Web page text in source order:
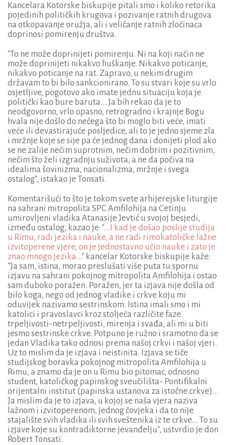
Kancelara Kotorske biskupije pitali smo i koliko retorika
pojedinih političkih krugova i pozivanje ratnih drugova
na otkopavanje oružja, ali i veličanje ratnih zločinaca
doprinosi pomirenju društva.
"To ne može doprinijeti pomirenju. Ni na koji način ne
može doprinijeti nikakvo huškanje. Nikakvo poticanje,
nikakvo poticanje na rat. Zapravo, u nekim drugim
državam to bi bilo sankcionirano. To su stvari koje su vrlo
osjetljive, pogotovo ako imate jednu situaciju koja je
politički kao bure baruta... Ja bih rekao da je to
neodgovorno, vrlo opasno, retrogradno i krajnje Bogu
hvala nije došlo do nečega što bi moglo biti veće, imati
veće ili devastirajuće posljedice, ali to je jedno sjeme zla
i mržnje koje se sije pa će jednog dana i donijeti plod ako
se ne zalije nečim suprotnim, nečim dobrim i pozitivnim,
nečim što želi izgradnju suživota, a ne da počiva na
idealima šovinizma, nacionalizma, mržnje i svega
ostalog", istakao je Tonsati.
Komentarišući to što je tokom svete arhijerejske liturgije
na sahrani mitropolita SPC Amfilohija na Cetinju
umirovljeni vladika Atanasije Jevtić u svojoj besjedi,
između ostalog, kazao je: "... I kad je došao poslije studija
u Rimu, radi jezika i nauke, a ne radi rimokatoličke lažne
izvitoperene vjere, on je jednostavno učio nauke i zato je
znao mnogo jezika..." kancelar Kotorske biskupije kaže:
"Ja sam, istina, morao preslušati više puta tu spornu
izjavu na sahrani pokojnog mitropolita Amfilohija i ostao
sam duboko poražen. Poražen, jer ta izjava nije došla od
bilo koga, nego od jednog vladike i crkve koju mi
oduvijek nazivamo sestrinskom. Istina imali smo i mi
katolici i pravoslavci kroz stoljeća različite faze
trpeljivosti-netrpeljivosti, mirenja i svađa, ali mi u biti
jesmo sestrinske crkve. Potpuno je ružno i sramotno da se
jedan Vladika tako odnosi prema našoj crkvi i našoj vjeri.
Uz to mislim da je izjava i neistinita. Izjava se tiče
studijskog boravka pokojnog mitropolita Amfilohija u
Rimu, a znamo da je on u Rimu bio pitomac, odnosno
student, katoličkog papinskog sveučilišta- Pontifikalni
orijentalni institut (papinska ustanova za istočne crkve)...
Ja mislim da je to izjava, u kojoj se naša vjera naziva
lažnom i izvitoperenom, jednog čovjeka i da to nije
stajalište svih vladika ili svih sveštenika iz te crkve... To su
izjave koje su kontradiktorne jevanđelju", ustvrdio je don
Robert Tonsati.